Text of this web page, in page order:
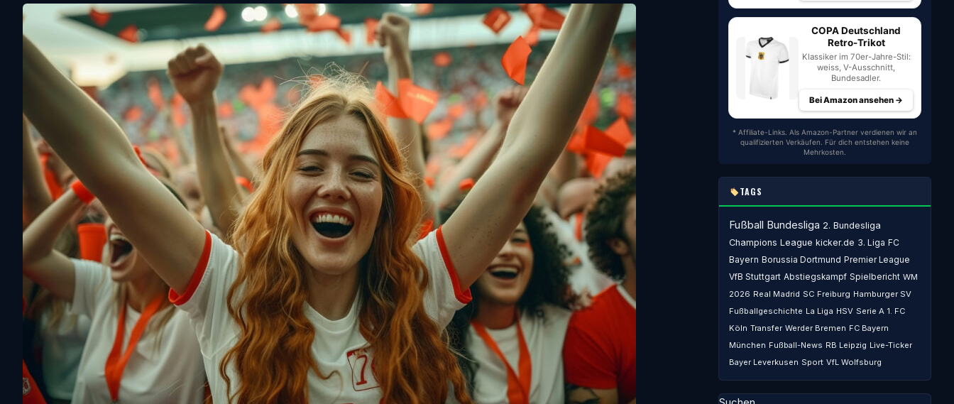
COPA Deutschland
Retro-Trikot
Klassiker im 70er-Jahre-Stil:
weiss, V-Ausschnitt,
Bundesadler.
Bei Amazon ansehen →
* Affiliate-Links. Als Amazon-Partner verdienen wir an
qualifizierten Verkäufen. Für dich entstehen keine
Mehrkosten.
TAGS
Fußball Bundesliga 2. Bundesliga
Champions League kicker.de 3. Liga FC
Bayern Borussia Dortmund Premier League
VfB Stuttgart Abstiegskampf Spielbericht WM
2026 Real Madrid SC Freiburg Hamburger SV
Fußballgeschichte La Liga HSV Serie A 1. FC
Köln Transfer Werder Bremen FC Bayern
München Fußball-News RB Leipzig Live-Ticker
Bayer Leverkusen Sport VfL Wolfsburg